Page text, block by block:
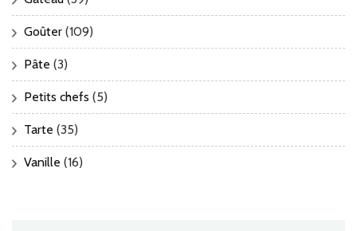
Goûter (109)
Pâte (3)
Petits chefs (5)
Tarte (35)
Vanille (16)